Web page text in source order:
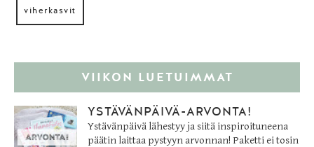
viherkasvit
VIIKON LUETUIMMAT
YSTÄVÄNPÄIVÄ-ARVONTA!
Ystävänpäivä lähestyy ja siitä inspiroituneena
päätin laittaa pystyyn arvonnan! Paketti ei tosin